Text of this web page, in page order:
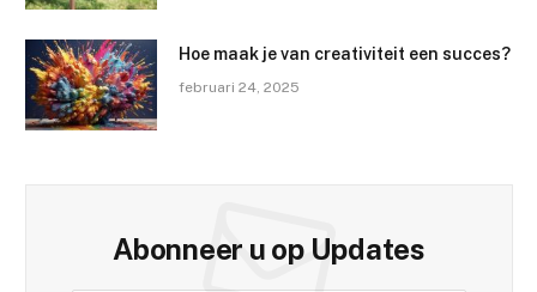
Hoe maak je van creativiteit een succes?
februari 24, 2025
Abonneer u op Updates